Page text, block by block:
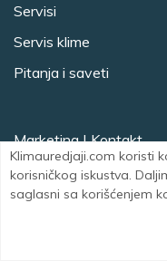
Klimauredjaji.com koristi
korisničkog iskustva.
saglasni sa korišćenjem
Servisi
Servis klime
Pitanja i saveti
Marketing|Kontakt
Facebook